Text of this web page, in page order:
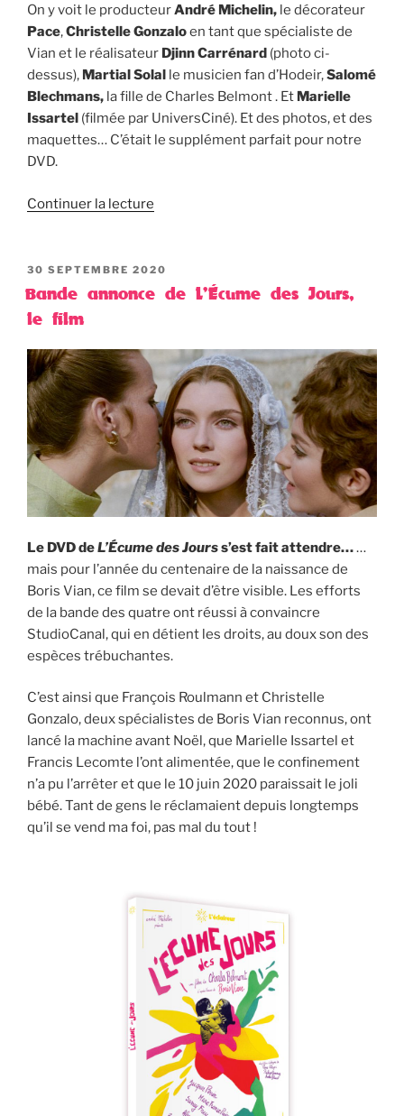
On y voit le producteurAndré Michelin, le décorateur
Pace,Christelle Gonzaloen tant que spécialiste de
Vian et le réalisateur Djinn Carrénard (photo ci-
dessus), Martial Solal le musicien fan d’Hodeir,Salomé
Blechmans, la fille de Charles Belmont . Et Marielle
Issartel (filmée par UniversCiné). Et des photos, et des
maquettes… C’était le supplément parfait pour notre
DVD.
Continuer la lecture
PUBLIÉ
30 SEPTEMBRE 2020
Bande annonce de L’Écume des Jours,
le film
Le DVD deL’Écume des Jourss’est fait attendre……
mais pour l’année du centenaire de la naissance de
Boris Vian, ce film se devait d’être visible. Les efforts
de la bande des quatre ont réussi à convaincre
StudioCanal, qui en détient les droits, au doux son des
espèces trébuchantes.
C’est ainsi que François Roulmann et Christelle
Gonzalo, deux spécialistes de Boris Vian reconnus, ont
lancé la machine avant Noël, que Marielle Issartel et
Francis Lecomte l’ont alimentée, que le confinement
n’a pu l’arrêter et que le 10 juin 2020 paraissait le joli
bébé. Tant de gens le réclamaient depuis longtemps
qu’il se vend ma foi, pas mal du tout !